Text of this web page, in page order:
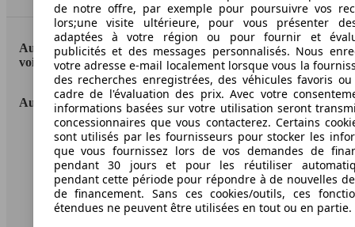
AutoScout24: la plus grande plateforme en ligne de
voitures en Europe
AutoScout24
A propos d'AutoScout24
Conditions d'utilisation
Informations légales
Protection des données
de notre offre, par exemple pour poursuivre vos
lors;une visite ultérieure, pour vous présenter
adaptées à votre région ou pour fournir et
publicités et des messages personnalisés. Nous
votre adresse e-mail localement lorsque vous la
des recherches enregistrées, des véhicules favoris
cadre de l'évaluation des prix. Avec votre
informations basées sur votre utilisation seront
concessionnaires que vous contacterez. Certains
sont utilisés par les fournisseurs pour stocker les
que vous fournissez lors de vos demandes de
pendant 30 jours et pour les réutiliser
pendant cette période pour répondre à de nouvelles
de financement. Sans ces cookies/outils, ces
étendues ne peuvent être utilisées en tout ou en partie.